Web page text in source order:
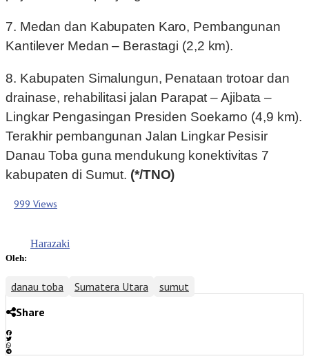
7. Medan dan Kabupaten Karo, Pembangunan
Kantilever Medan – Berastagi (2,2 km).
8. Kabupaten Simalungun, Penataan trotoar dan
drainase, rehabilitasi jalan Parapat – Ajibata –
Lingkar Pengasingan Presiden Soekarno (4,9 km).
Terakhir pembangunan Jalan Lingkar Pesisir
Danau Toba guna mendukung konektivitas 7
kabupaten di Sumut. (*/TNO)
999 Views
Oleh:
Harazaki
danau toba Sumatera Utara
sumut
Share